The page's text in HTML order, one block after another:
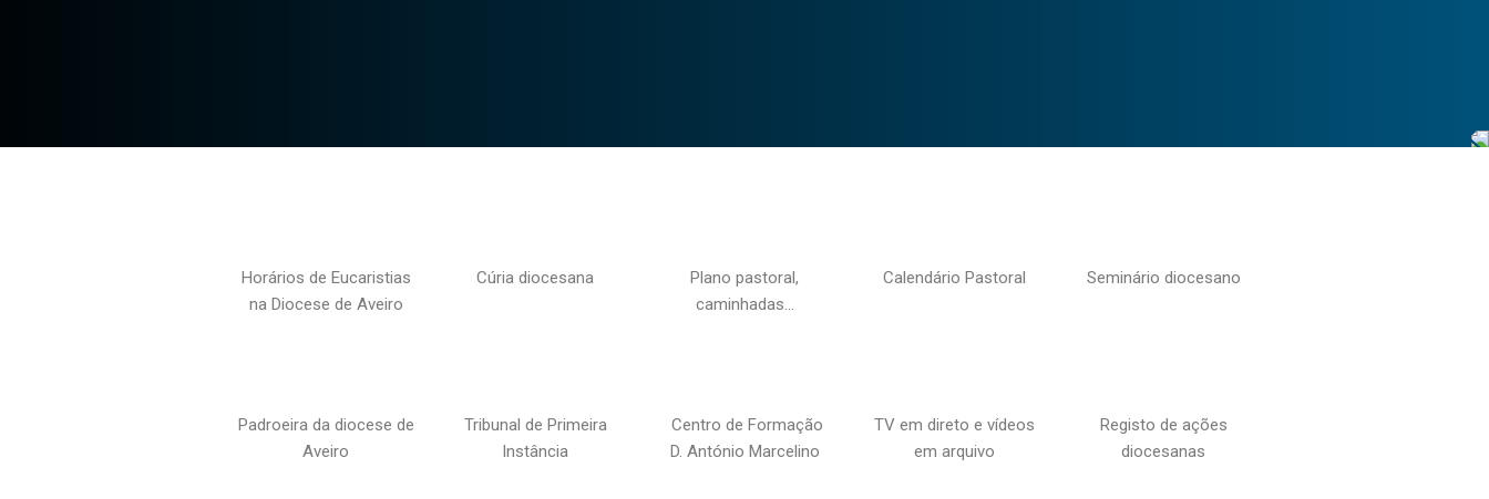
Horários de Eucaristias
na Diocese de Aveiro
Cúria diocesana
Plano pastoral,
caminhadas…
Calendário Pastoral Seminário diocesano
Padroeira da diocese de
Aveiro
Tribunal de Primeira
Instância
Centro de Formação
D. António Marcelino
TV em direto e vídeos
em arquivo
Registo de ações
diocesanas